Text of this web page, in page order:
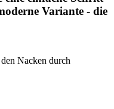
Nacken durch